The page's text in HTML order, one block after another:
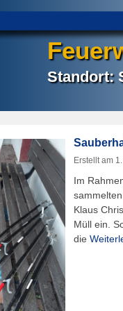
Standort:
Erstellt am
Im
Klaus
Müll ein.
die